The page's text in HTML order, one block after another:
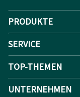
PRODUKTE
SERVICE
TOP-THEMEN
UNTERNEHMEN